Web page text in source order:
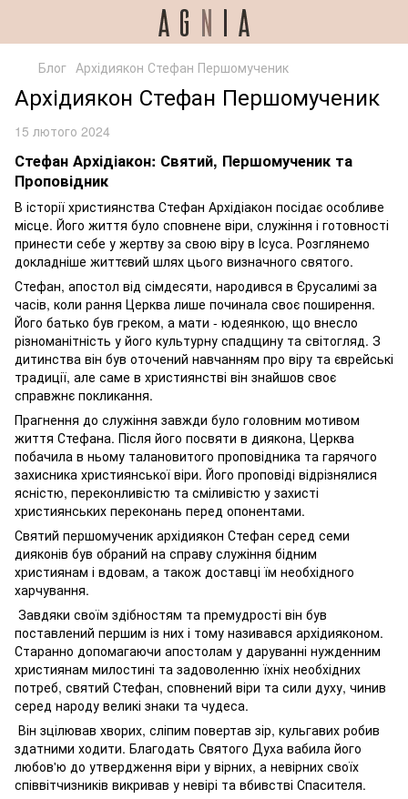
Блог Архідиякон Стефан Першомученик
Архідиякон Стефан Першомученик
15 лютого 2024
Стефан Архідіакон: Святий, Першомученик та
Проповідник
В історії християнства Стефан Архідіакон посідає особливе
місце. Його життя було сповнене віри, служіння і готовності
принести себе у жертву за свою віру в Ісуса. Розглянемо
докладніше життєвий шлях цього визначного святого.
Стефан, апостол від сімдесяти, народився в Єрусалимі за
часів, коли рання Церква лише починала своє поширення.
Його батько був греком, а мати - юдеянкою, що внесло
різноманітність у його культурну спадщину та світогляд. З
дитинства він був оточений навчанням про віру та єврейські
традиції, але саме в християнстві він знайшов своє
справжнє покликання.
Прагнення до служіння завжди було головним мотивом
життя Стефана. Після його посвяти в диякона, Церква
побачила в ньому талановитого проповідника та гарячого
захисника християнської віри. Його проповіді відрізнялися
ясністю, переконливістю та сміливістю у захисті
християнських переконань перед опонентами.
Святий першомученик архідиякон Стефан серед семи
дияконів був обраний на справу служіння бідним
християнам і вдовам, а також доставці їм необхідного
харчування.
Завдяки своїм здібностям та премудрості він був
поставлений першим із них і тому називався архідияконом.
Старанно допомагаючи апостолам у даруванні нужденним
християнам милостині та задоволенню їхніх необхідних
потреб, святий Стефан, сповнений віри та сили духу, чинив
серед народу великі знаки та чудеса.
Він зцілював хворих, сліпим повертав зір, кульгавих робив
здатними ходити. Благодать Святого Духа вабила його
любов'ю до утвердження віри у вірних, а невірних своїх
співвітчизників викривав у невірі та вбивстві Спасителя.